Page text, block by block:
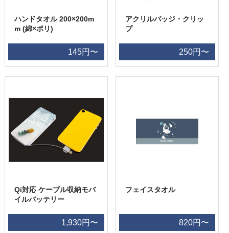
ハンドタオル 200×200m
m (綿×ポリ)
145円〜
アクリルバッジ・クリッ
プ
250円〜
Qi対応 ケーブル収納モバ
イルバッテリー
1,930円〜
フェイスタオル
820円〜